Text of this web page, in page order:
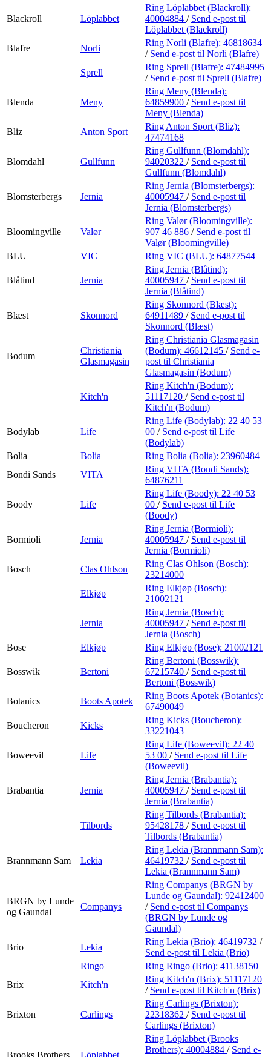
Blackroll Löplabbet
Ring Löplabbet (Blackroll):
40004884 / Send e-post til
Löplabbet (Blackroll)
Blafre
Norli
Ring Norli (Blafre): 46818634
/ Send e-post til Norli (Blafre)
Sprell
Ring Sprell (Blafre): 47484995
/ Send e-post til Sprell (Blafre)
Blenda Meny
Ring Meny (Blenda):
64859900 / Send e-post til
Meny (Blenda)
Bliz
Anton Sport
Ring Anton Sport (Bliz):
47474168
Blomdahl Gullfunn
Ring Gullfunn (Blomdahl):
94020322 / Send e-post til
Gullfunn (Blomdahl)
Blomsterbergs Jernia
Ring Jernia (Blomsterbergs):
40005947 / Send e-post til
Jernia (Blomsterbergs)
Bloomingville Valør
Ring Valør (Bloomingville):
907 46 886 / Send e-post til
Valør (Bloomingville)
BLU
VIC Ring VIC (BLU): 64877544
Blåtind Jernia
Ring Jernia (Blåtind):
40005947 / Send e-post til
Jernia (Blåtind)
Blæst Skonnord
Ring Skonnord (Blæst):
64911489 / Send e-post til
Skonnord (Blæst)
Bodum
Christiania
Glasmagasin
Ring Christiania Glasmagasin
(Bodum): 46612145 / Send e-
post til Christiania
Glasmagasin (Bodum)
Kitch'n
Ring Kitch'n (Bodum):
51117120 / Send e-post til
Kitch'n (Bodum)
Bodylab Life
Ring Life (Bodylab): 22 40 53
00 / Send e-post til Life
(Bodylab)
Bolia
Bolia Ring Bolia (Bolia): 23960484
Bondi Sands
VITA
Ring VITA (Bondi Sands):
64876211
Boody Life
Ring Life (Boody): 22 40 53
00 / Send e-post til Life
(Boody)
Bormioli Jernia
Ring Jernia (Bormioli):
40005947 / Send e-post til
Jernia (Bormioli)
Bosch
Clas Ohlson
Ring Clas Ohlson (Bosch):
23214000
Elkjøp
Ring Elkjøp (Bosch):
21002121
Jernia
Ring Jernia (Bosch):
40005947 / Send e-post til
Jernia (Bosch)
Bose
Elkjøp Ring Elkjøp (Bose): 21002121
Bosswik Bertoni
Ring Bertoni (Bosswik):
67215740 / Send e-post til
Bertoni (Bosswik)
Botanics
Boots Apotek
Ring Boots Apotek (Botanics):
67490049
Boucheron
Kicks
Ring Kicks (Boucheron):
33221043
Boweevil Life
Ring Life (Boweevil): 22 40
53 00 / Send e-post til Life
(Boweevil)
Brabantia Jernia
Ring Jernia (Brabantia):
40005947 / Send e-post til
Jernia (Brabantia)
Tilbords
Ring Tilbords (Brabantia):
95428178 / Send e-post til
Tilbords (Brabantia)
Brannmann Sam Lekia
Ring Lekia (Brannmann Sam):
46419732 / Send e-post til
Lekia (Brannmann Sam)
BRGN by Lunde
og Gaundal
Companys
Ring Companys (BRGN by
Lunde og Gaundal): 92412400
/ Send e-post til Companys
(BRGN by Lunde og
Gaundal)
Brio
Lekia
Ring Lekia (Brio): 46419732 /
Send e-post til Lekia (Brio)
Ringo
Ring Ringo (Brio): 41138150
Brix
Kitch'n
Ring Kitch'n (Brix): 51117120
/ Send e-post til Kitch'n (Brix)
Brixton Carlings
Ring Carlings (Brixton):
22318362 / Send e-post til
Carlings (Brixton)
Brooks Brothers Löplabbet
Ring Löplabbet (Brooks
Brothers): 40004884 / Send e-